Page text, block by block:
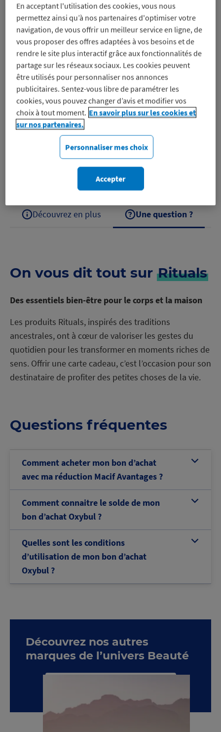
sur un bon d’achat pour régler en
ligne et en magasin, même sur les
promos
Voir les conditions
Profitez-en
Des essentiels bien-être pour le corps et la maison
Les produits Rituals, inspirés des traditions
ancestrales, ont à cœur de valoriser les gestes du
quotidien pour les transformer en moments riches…
Découvrez en plus Une question ?
On vous dit tout sur Rituals
Des essentiels bien-être pour le corps et la maison
Les produits Rituals, inspirés des traditions
ancestrales, ont à cœur de valoriser les gestes du
quotidien pour les transformer en moments riches de
sens. Offrir une carte cadeau, c’est l’occasion pour son
destinataire de profiter des petites choses de la vie.
Questions fréquentes
b
Comment acheter mon bon d’achat
avec ma réduction Macif Avantages ?
b
Comment connaitre le solde de mon
bon d’achat Oxybul ?
b
Quelles sont les conditions
d’utilisation de mon bon d’achat
Oxybul ?
Découvrez nos autres
marques de l’univers Beauté
En acceptant l'utilisation des cookies, vous nous
permettez ainsi qu’à nos partenaires d'optimiser votre
navigation, de vous offrir un meilleur service en ligne, de
vous proposer des offres adaptées à vos besoins et de
rendre le site plus interactif grâce aux fonctionnalités de
partage sur les réseaux sociaux. Les cookies peuvent
être utilisés pour personnaliser nos annonces
publicitaires. Sentez-vous libre de paramétrer les
cookies, vous pouvez changer d’avis et modifier vos
choix à tout moment. En savoir plus sur les cookies et
sur nos partenaires.
Personnaliser mes choix
Accepter